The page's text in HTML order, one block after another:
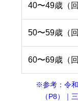
40〜49歳（
50〜59歳（
60〜69歳（
※参考：令和
（P8）｜